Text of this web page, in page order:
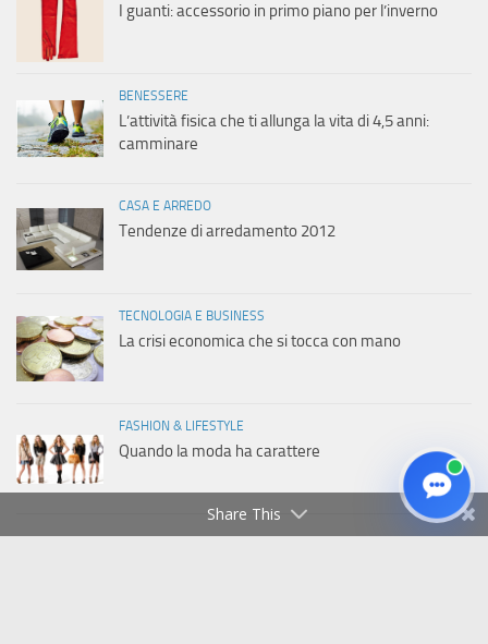
I guanti: accessorio in primo piano per l’inverno
BENESSERE
L’attività fisica che ti allunga la vita di 4,5 anni:
camminare
CASA E ARREDO
Tendenze di arredamento 2012
TECNOLOGIA E BUSINESS
La crisi economica che si tocca con mano
FASHION & LIFESTYLE
Quando la moda ha carattere
Share This